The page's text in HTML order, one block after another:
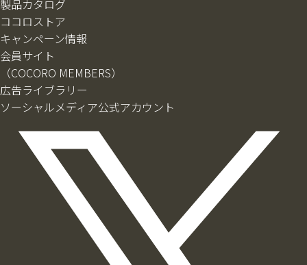
製品カタログ
ココロストア
キャンペーン情報
会員サイト
（COCORO MEMBERS）
広告ライブラリー
ソーシャルメディア公式アカウント